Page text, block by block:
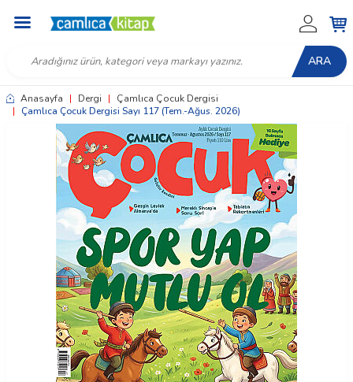
ARA
Anasayfa | Dergi |
Çamlıca Çocuk Dergisi
| Çamlıca Çocuk Dergisi Sayı 117 (Tem.-Ağus. 2026)